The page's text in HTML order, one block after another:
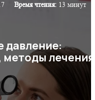
Время чтения: 13 минут
давление:
лечения